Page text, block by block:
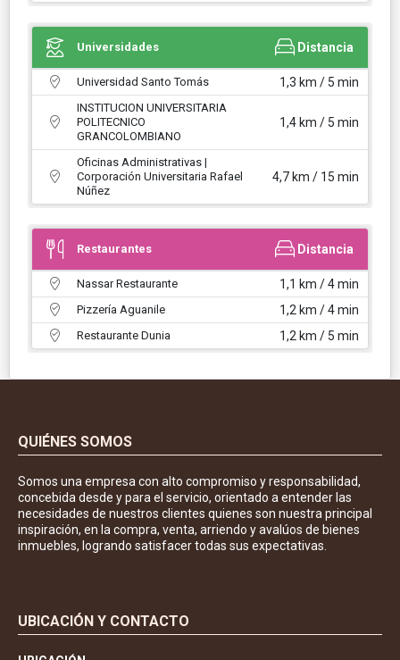
Universidades Distancia
Universidad Santo Tomás 1,3 km / 5 min
INSTITUCION UNIVERSITARIA
POLITECNICO
GRANCOLOMBIANO
1,4 km / 5 min
Oficinas Administrativas |
Corporación Universitaria Rafael
Núñez
4,7 km / 15 min
Restaurantes Distancia
Nassar Restaurante 1,1 km / 4 min
Pizzería Aguanile 1,2 km / 4 min
Restaurante Dunia 1,2 km / 5 min
QUIÉNES SOMOS
Somos una empresa con alto compromiso y responsabilidad,
concebida desde y para el servicio, orientado a entender las
necesidades de nuestros clientes quienes son nuestra principal
inspiración, en la compra, venta, arriendo y avalúos de bienes
inmuebles, logrando satisfacer todas sus expectativas.
UBICACIÓN Y CONTACTO